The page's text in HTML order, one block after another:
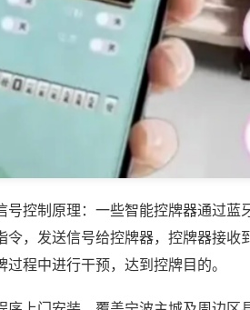
号控制原理：一些智能控牌器通过
令，发送信号给控牌器，控牌器接
过程中进行干预，达到控牌目的。